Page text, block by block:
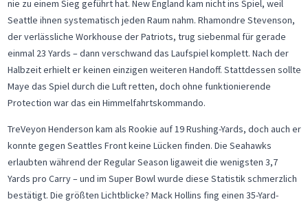
nie zu einem Sieg geführt hat. New England kam nicht ins Spiel, weil
Seattle ihnen systematisch jeden Raum nahm. Rhamondre Stevenson,
der verlässliche Workhouse der Patriots, trug siebenmal für gerade
einmal 23 Yards – dann verschwand das Laufspiel komplett. Nach der
Halbzeit erhielt er keinen einzigen weiteren Handoff. Stattdessen sollte
Maye das Spiel durch die Luft retten, doch ohne funktionierende
Protection war das ein Himmelfahrtskommando.
TreVeyon Henderson kam als Rookie auf 19 Rushing-Yards, doch auch er
konnte gegen Seattles Front keine Lücken finden. Die Seahawks
erlaubten während der Regular Season ligaweit die wenigsten 3,7
Yards pro Carry – und im Super Bowl wurde diese Statistik schmerzlich
bestätigt. Die größten Lichtblicke? Mack Hollins fing einen 35-Yard-